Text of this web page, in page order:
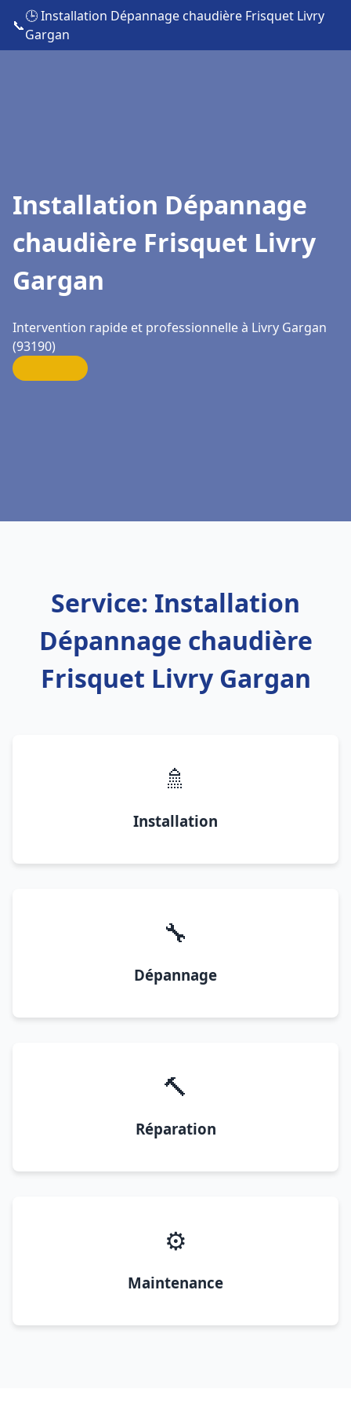
📞
🕒 Installation Dépannage chaudière Frisquet Livry
Gargan
Installation Dépannage
chaudière Frisquet Livry
Gargan
Intervention rapide et professionnelle à Livry Gargan
(93190)
Service: Installation
Dépannage chaudière
Frisquet Livry Gargan
🚿
Installation
🔧
Dépannage
🔨
Réparation
⚙️
Maintenance